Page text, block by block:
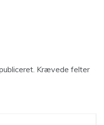
Krævede felter